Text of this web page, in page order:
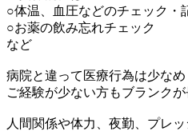
○体温、血圧などのチェック・
○お薬の飲み忘れチェック
など
病院と違って医療行為は少な
ご経験が少ない方もブランク
人間関係や体力、夜勤、プレ